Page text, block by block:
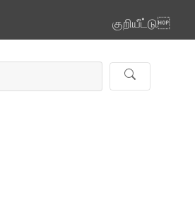
குறியீட்டு